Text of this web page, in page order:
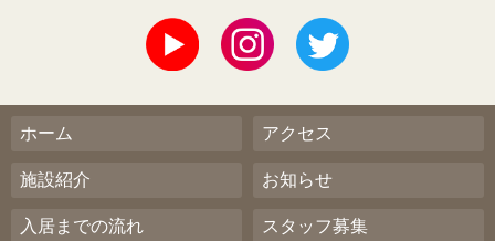
ホーム
施設紹介
入居までの流れ
アクセス
お知らせ
スタッフ募集